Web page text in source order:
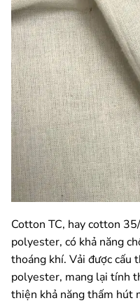
Cotton TC, hay cotton
polyester, có khả năng
thoáng khí. Vải được
polyester, mang lại tính
thiện khả năng thấm hút